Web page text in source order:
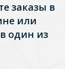
заказы в
или
один из